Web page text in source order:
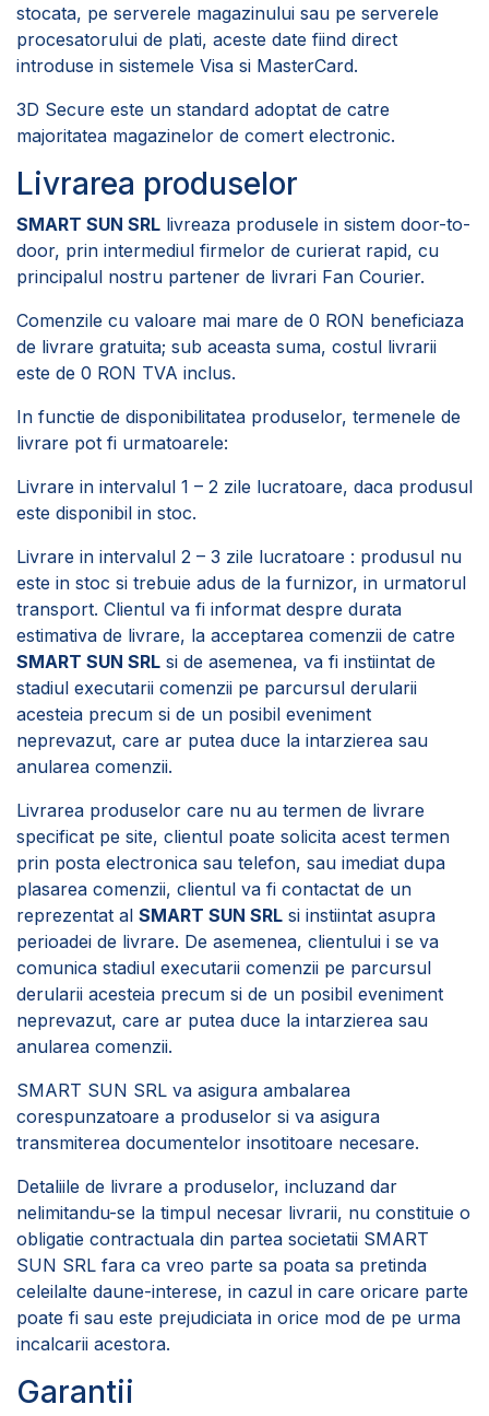
stocata, pe serverele magazinului sau pe serverele
procesatorului de plati, aceste date fiind direct
introduse in sistemele Visa si MasterCard.
3D Secure este un standard adoptat de catre
majoritatea magazinelor de comert electronic.
Livrarea produselor
SMART SUN SRL livreaza produsele in sistem door-to-
door, prin intermediul firmelor de curierat rapid, cu
principalul nostru partener de livrari Fan Courier.
Comenzile cu valoare mai mare de 0 RON beneficiaza
de livrare gratuita; sub aceasta suma, costul livrarii
este de 0 RON TVA inclus.
In functie de disponibilitatea produselor, termenele de
livrare pot fi urmatoarele:
Livrare in intervalul 1 – 2 zile lucratoare, daca produsul
este disponibil in stoc.
Livrare in intervalul 2 – 3 zile lucratoare : produsul nu
este in stoc si trebuie adus de la furnizor, in urmatorul
transport. Clientul va fi informat despre durata
estimativa de livrare, la acceptarea comenzii de catre
SMART SUN SRL si de asemenea, va fi instiintat de
stadiul executarii comenzii pe parcursul derularii
acesteia precum si de un posibil eveniment
neprevazut, care ar putea duce la intarzierea sau
anularea comenzii.
Livrarea produselor care nu au termen de livrare
specificat pe site, clientul poate solicita acest termen
prin posta electronica sau telefon, sau imediat dupa
plasarea comenzii, clientul va fi contactat de un
reprezentat al SMART SUN SRL si instiintat asupra
perioadei de livrare. De asemenea, clientului i se va
comunica stadiul executarii comenzii pe parcursul
derularii acesteia precum si de un posibil eveniment
neprevazut, care ar putea duce la intarzierea sau
anularea comenzii.
SMART SUN SRL va asigura ambalarea
corespunzatoare a produselor si va asigura
transmiterea documentelor insotitoare necesare.
Detaliile de livrare a produselor, incluzand dar
nelimitandu-se la timpul necesar livrarii, nu constituie o
obligatie contractuala din partea societatii SMART
SUN SRL fara ca vreo parte sa poata sa pretinda
celeilalte daune-interese, in cazul in care oricare parte
poate fi sau este prejudiciata in orice mod de pe urma
incalcarii acestora.
Garantii